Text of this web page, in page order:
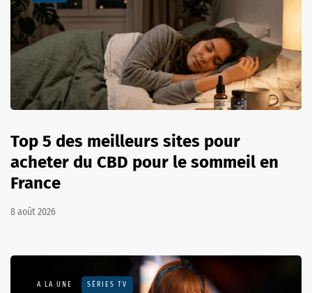
Top 5 des meilleurs sites pour
acheter du CBD pour le sommeil en
France
8 août 2026
A LA UNE SÉRIES TV